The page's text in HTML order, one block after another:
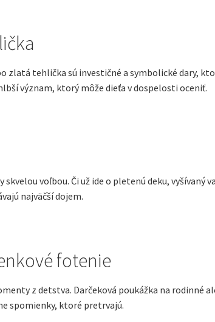
tehlička sú investičné a symbolické dary,
význam, ktorý môže dieťa v dospelosti oceniť.
voľbou. Či už ide o pletenú deku, vyšívaný
najväčší dojem.
fotenie
z detstva. Darčeková poukážka na rodinné
spomienky, ktoré pretrvajú.